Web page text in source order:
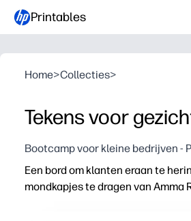
Printables
Home>Collecties>
Tekens voor
Bootcamp voor kleine bedrijven -
Een bord om klanten eraan te
mondkapjes te dragen van Amma